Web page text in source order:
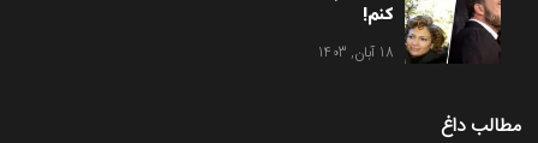
کنم!
18 آبان, 1403
مطالب داغ